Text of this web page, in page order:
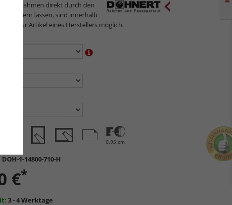
Bilderrahmen direkt durch den
ausliefern lassen, sind innerhalb
nur Artikel eines Herstellers möglich.
0,95 cm
DOH-1-14800-710-H
€*
3 - 4 Werktage